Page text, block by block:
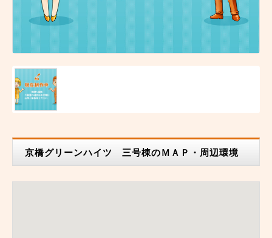
京橋グリーンハイツ 三号棟のＭＡＰ・周辺環境